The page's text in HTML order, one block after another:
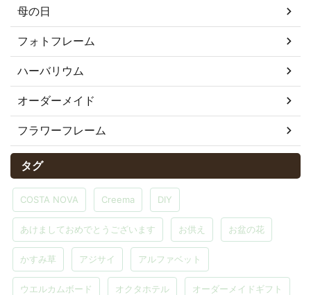
母の日
フォトフレーム
ハーバリウム
オーダーメイド
フラワーフレーム
タグ
COSTA NOVA Creema DIY
あけましておめでとうございます お供え お盆の花
かすみ草 アジサイ アルファベット
ウエルカムボード オクタホテル オーダーメイドギフト